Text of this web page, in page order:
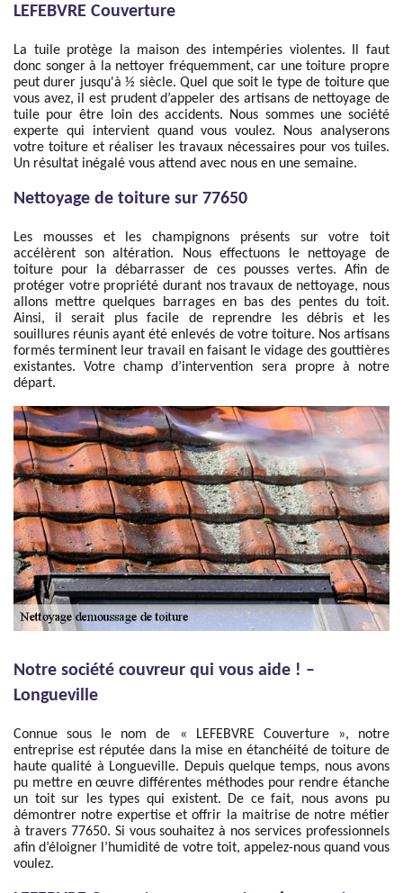
LEFEBVRE Couverture
La tuile protège la maison des intempéries violentes. Il faut
donc songer à la nettoyer fréquemment, car une toiture propre
peut durer jusqu'à ½ siècle. Quel que soit le type de toiture que
vous avez, il est prudent d’appeler des artisans de nettoyage de
tuile pour être loin des accidents. Nous sommes une société
experte qui intervient quand vous voulez. Nous analyserons
votre toiture et réaliser les travaux nécessaires pour vos tuiles.
Un résultat inégalé vous attend avec nous en une semaine.
Nettoyage de toiture sur 77650
Les mousses et les champignons présents sur votre toit
accélèrent son altération. Nous effectuons le nettoyage de
toiture pour la débarrasser de ces pousses vertes. Afin de
protéger votre propriété durant nos travaux de nettoyage, nous
allons mettre quelques barrages en bas des pentes du toit.
Ainsi, il serait plus facile de reprendre les débris et les
souillures réunis ayant été enlevés de votre toiture. Nos artisans
formés terminent leur travail en faisant le vidage des gouttières
existantes. Votre champ d’intervention sera propre à notre
départ.
Notre société couvreur qui vous aide ! –
Longueville
Connue sous le nom de « LEFEBVRE Couverture », notre
entreprise est réputée dans la mise en étanchéité de toiture de
haute qualité à Longueville. Depuis quelque temps, nous avons
pu mettre en œuvre différentes méthodes pour rendre étanche
un toit sur les types qui existent. De ce fait, nous avons pu
démontrer notre expertise et offrir la maitrise de notre métier
à travers 77650. Si vous souhaitez à nos services professionnels
afin d’éloigner l’humidité de votre toit, appelez-nous quand vous
voulez.